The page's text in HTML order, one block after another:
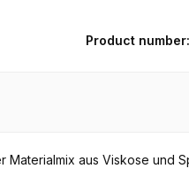
Product number:
Materialmix aus Viskose und